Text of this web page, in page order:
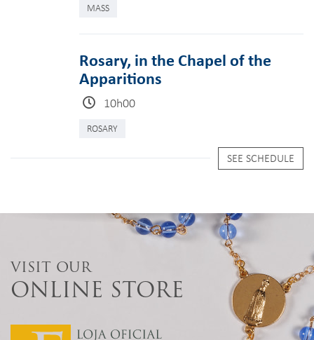
MASS
Rosary, in the Chapel of the
Apparitions
10h00
ROSARY
SEE SCHEDULE
VISIT OUR
ONLINE STORE